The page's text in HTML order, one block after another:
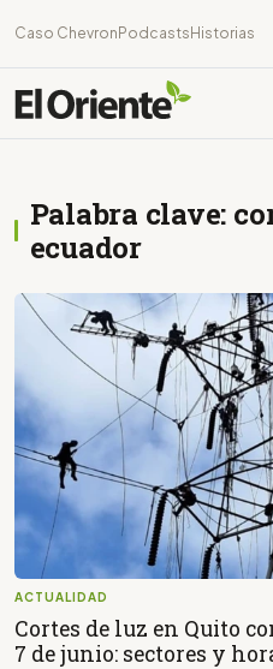
Caso Chevron Podcasts Historias
Palabra clave:
ecuador
ACTUALIDAD
Cortes de luz en Quito
7 de junio: sectores y